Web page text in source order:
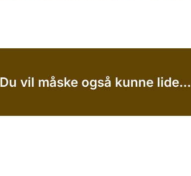
Du vil måske også kunne lide...